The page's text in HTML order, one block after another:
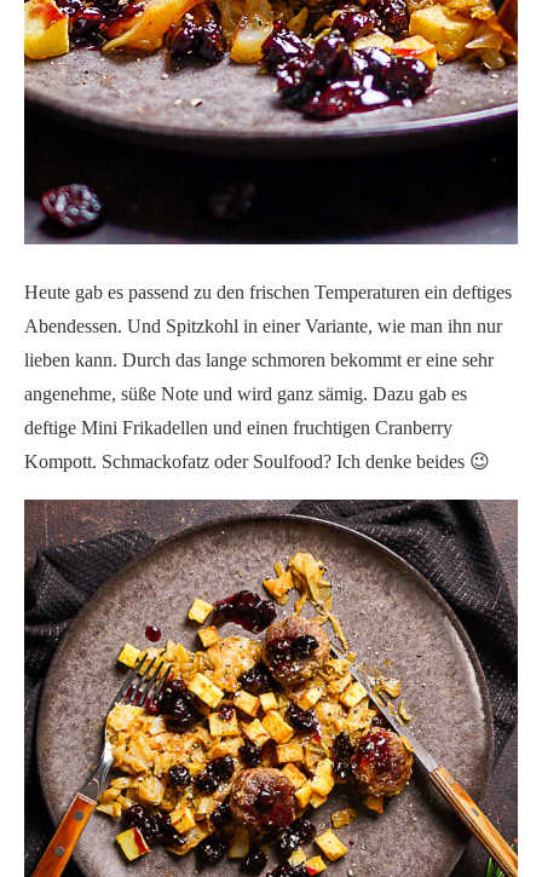
Heute gab es passend zu den frischen Temperaturen ein deftiges
Abendessen. Und Spitzkohl in einer Variante, wie man ihn nur
lieben kann. Durch das lange schmoren bekommt er eine sehr
angenehme, süße Note und wird ganz sämig. Dazu gab es
deftige Mini Frikadellen und einen fruchtigen Cranberry
Kompott. Schmackofatz oder Soulfood? Ich denke beides 😉